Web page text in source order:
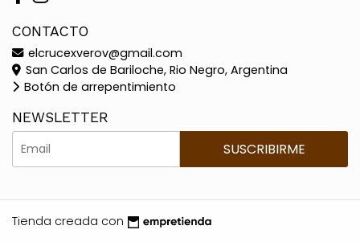
CONTACTO
elcrucexverov@gmail.com
San Carlos de Bariloche, Rio Negro, Argentina
Botón de arrepentimiento
NEWSLETTER
SUSCRIBIRME
Tienda creada con